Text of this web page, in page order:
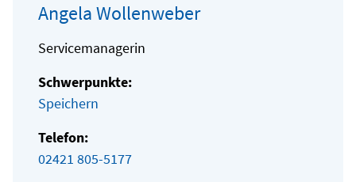
Angela Wollenweber
Servicemanagerin
Schwerpunkte:
Speichern
Telefon:
02421 805-5177